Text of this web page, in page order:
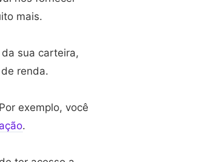
mais.
sua carteira,
renda.
exemplo, você
ação.